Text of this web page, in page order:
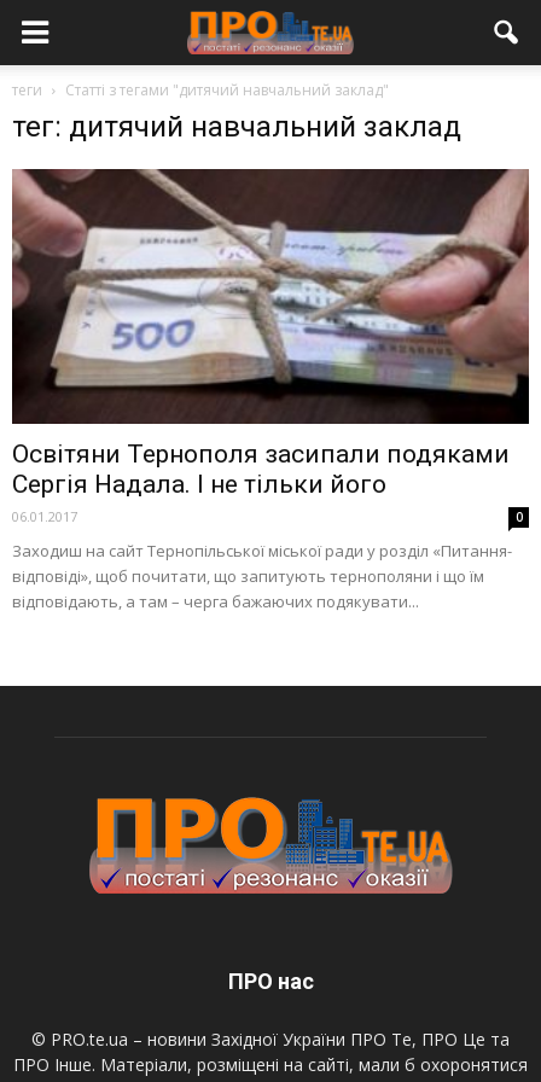
теги Статті з тегами "дитячий навчальний заклад"
тег: дитячий навчальний заклад
Освітяни Тернополя засипали подяками
Сергія Надала. І не тільки його
06.01.2017 0
Заходиш на сайт Тернопільської міської ради у розділ «Питання-
відповіді», щоб почитати, що запитують тернополяни і що їм
відповідають, а там – черга бажаючих подякувати...
ПРО нас
© PRO.te.ua – новини Західної України ПРО Те, ПРО Це та
ПРО Інше. Матеріали, розміщені на сайті, мали б охоронятися